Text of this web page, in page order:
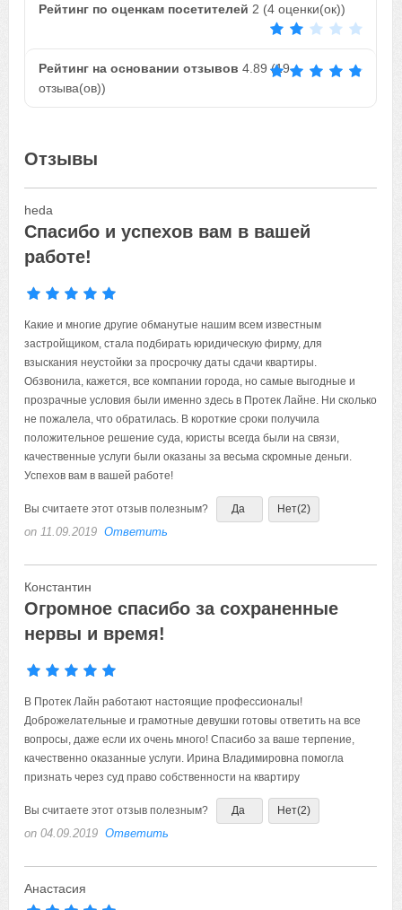
Рейтинг по оценкам посетителей 2 (4 оценки(ок))
Рейтинг на основании отзывов 4.89 (19
отзыва(ов))
Отзывы
heda
Спасибо и успехов вам в вашей
работе!
Какие и многие другие обманутые нашим всем известным
застройщиком, стала подбирать юридическую фирму, для
взыскания неустойки за просрочку даты сдачи квартиры.
Обзвонила, кажется, все компании города, но самые выгодные и
прозрачные условия были именно здесь в Протек Лайне. Ни сколько
не пожалела, что обратилась. В короткие сроки получила
положительное решение суда, юристы всегда были на связи,
качественные услуги были оказаны за весьма скромные деньги.
Успехов вам в вашей работе!
Вы считаете этот отзыв полезным? Да Нет(2)
on 11.09.2019 Ответить
Константин
Огромное спасибо за сохраненные
нервы и время!
В Протек Лайн работают настоящие профессионалы!
Доброжелательные и грамотные девушки готовы ответить на все
вопросы, даже если их очень много! Спасибо за ваше терпение,
качественно оказанные услуги. Ирина Владимировна помогла
признать через суд право собственности на квартиру
Вы считаете этот отзыв полезным? Да Нет(2)
on 04.09.2019 Ответить
Анастасия